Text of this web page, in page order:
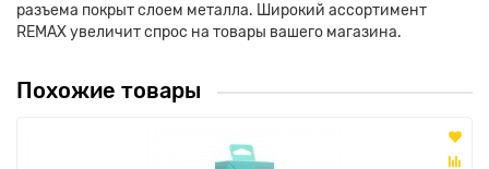
разъема покрыт слоем металла. Широкий ассортимент
REMAX увеличит спрос на товары вашего магазина.
Похожие товары